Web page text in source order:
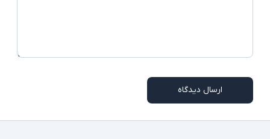
ارسال دیدگاه